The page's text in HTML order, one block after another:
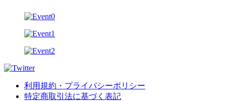
利用規約・プライバシーポリシー
特定商取引法に基づく表記